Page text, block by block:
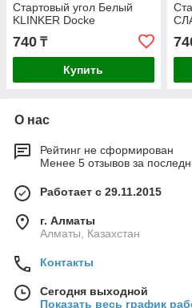
Стартовый угол Белый
KLINKER Docke
740 ₸
Купить
О нас
Рейтинг не сформирован
Менее 5 отзывов за
Работает с 29.11.2015
г. Алматы
Алматы, Казахстан
Контакты
Сегодня выходной
Показать весь график